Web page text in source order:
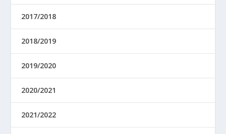
2017/2018
2018/2019
2019/2020
2020/2021
2021/2022